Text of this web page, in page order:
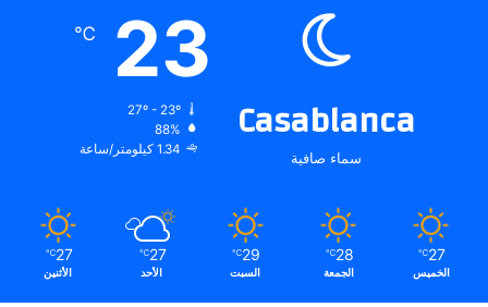
Casablanca
سماء صافية
23
℃
27º - 23º
88%
1.34 كيلومتر/ساعة
27
℃
الخميس
28
℃
الجمعة
29
℃
السبت
27
℃
الأحد
27
℃
الأثنين